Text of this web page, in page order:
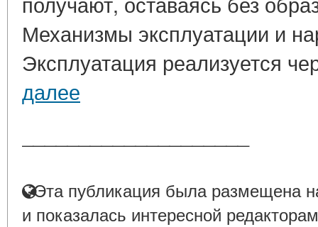
Механизмы эксплуатации и
Эксплуатация реализуется
далее
Эта публикация была размещена
и показалась интересной